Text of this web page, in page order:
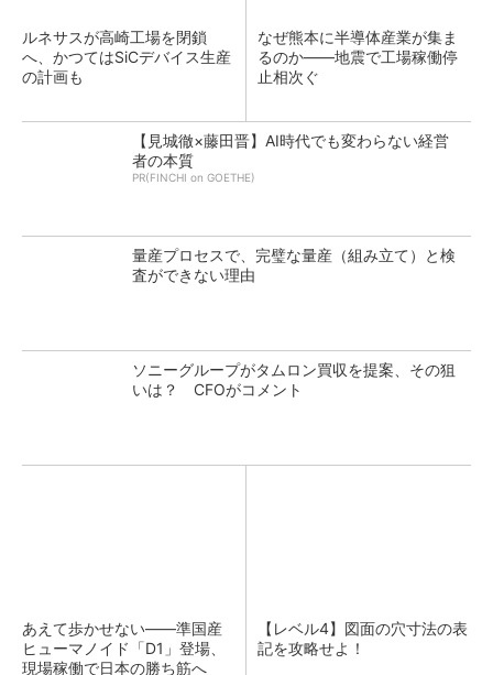
ルネサスが高崎工場を閉鎖
へ、かつてはSiCデバイス生産
の計画も
なぜ熊本に半導体産業が集ま
るのか――地震で工場稼働停
止相次ぐ
【見城徹×藤田晋】AI時代でも変わらない経営
者の本質
PR(FINCHI on GOETHE)
量産プロセスで、完璧な量産（組み立て）と検
査ができない理由
ソニーグループがタムロン買収を提案、その狙
いは？ CFOがコメント
あえて歩かせない――準国産
ヒューマノイド「D1」登場、
現場稼働で日本の勝ち筋へ
【レベル4】図面の穴寸法の表
記を攻略せよ！